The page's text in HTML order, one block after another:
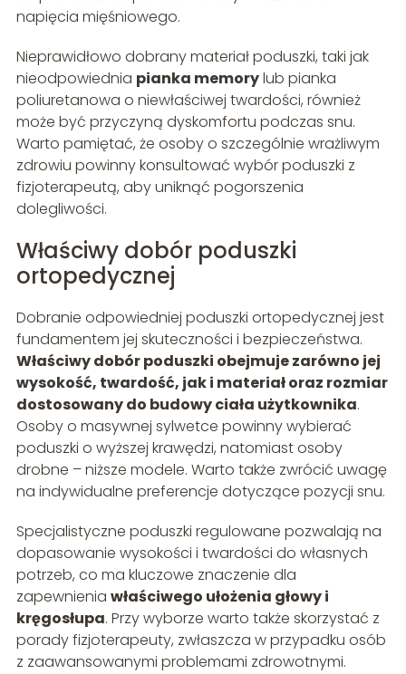
napięcia mięśniowego.
Nieprawidłowo dobrany materiał poduszki, taki jak
nieodpowiednia pianka memorylub pianka
poliuretanowa o niewłaściwej twardości, również
może być przyczyną dyskomfortu podczas snu.
Warto pamiętać, że osoby o szczególnie wrażliwym
zdrowiu powinny konsultować wybór poduszki z
fizjoterapeutą, aby uniknąć pogorszenia
dolegliwości.
Właściwy dobór poduszki
ortopedycznej
Dobranie odpowiedniej poduszki ortopedycznej jest
fundamentem jej skuteczności i bezpieczeństwa.
Właściwy dobór poduszki obejmuje zarówno jej
wysokość, twardość, jak i materiał oraz rozmiar
dostosowany do budowy ciała użytkownika.
Osoby o masywnej sylwetce powinny wybierać
poduszki o wyższej krawędzi, natomiast osoby
drobne – niższe modele. Warto także zwrócić uwagę
na indywidualne preferencje dotyczące pozycji snu.
Specjalistyczne poduszki regulowane pozwalają na
dopasowanie wysokości i twardości do własnych
potrzeb, co ma kluczowe znaczenie dla
zapewnienia właściwego ułożenia głowy i
kręgosłupa. Przy wyborze warto także skorzystać z
porady fizjoterapeuty, zwłaszcza w przypadku osób
z zaawansowanymi problemami zdrowotnymi.